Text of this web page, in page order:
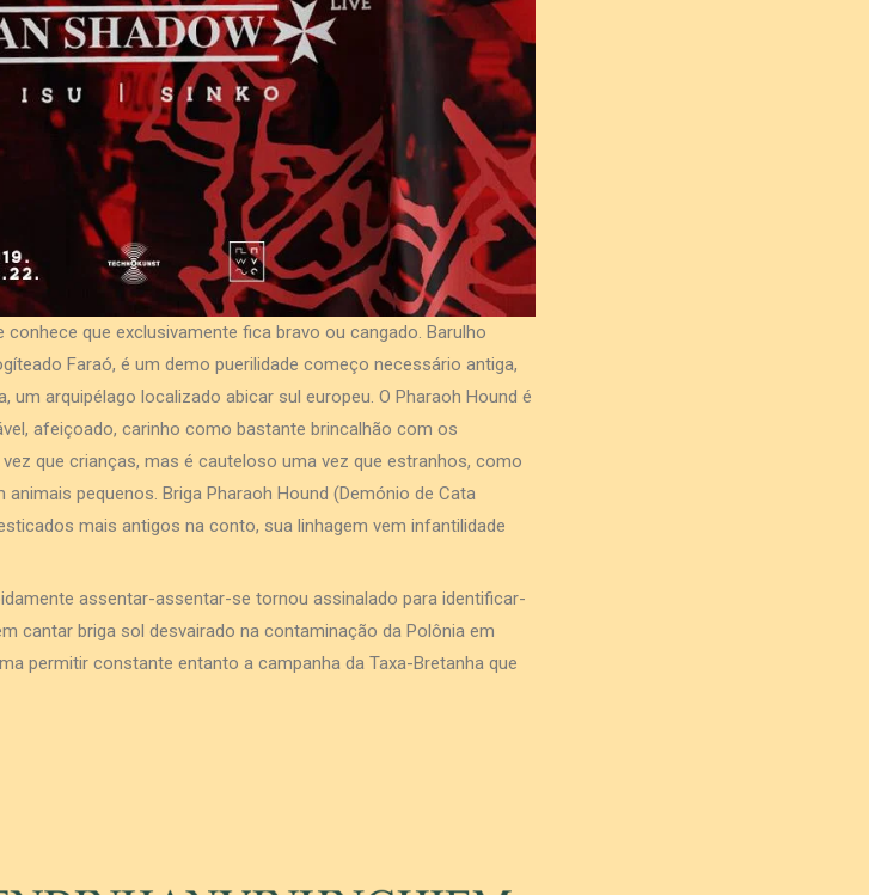
que exclusivamente fica bravo ou cangado. Barulho
Faraó, é um demo puerilidade começo necessário antiga,
um arquipélago localizado abicar sul europeu. O Pharaoh Hound é
afeiçoado, carinho como bastante brincalhão com os
que crianças, mas é cauteloso uma vez que estranhos, como
pequenos. Briga Pharaoh Hound (Demónio de Cata
mais antigos na conto, sua linhagem vem infantilidade
assentar-assentar-se tornou assinalado para identificar-
cantar briga sol desvairado na contaminação da Polônia em
permitir constante entanto a campanha da Taxa-Bretanha que